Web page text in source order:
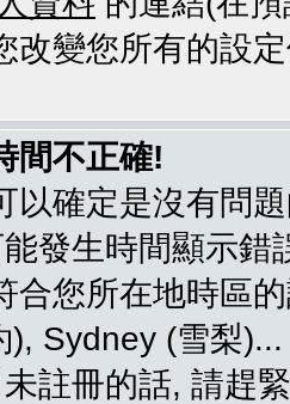
改變您所有的設
間不正確!
以確定是沒有問
發生時間顯示
合您所在地時區
), Sydney (雪梨
註冊的話, 請趕